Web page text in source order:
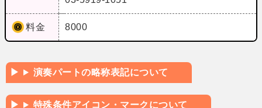
料金 8000
演奏パートの略称表記について
特殊条件アイコン・マークについて